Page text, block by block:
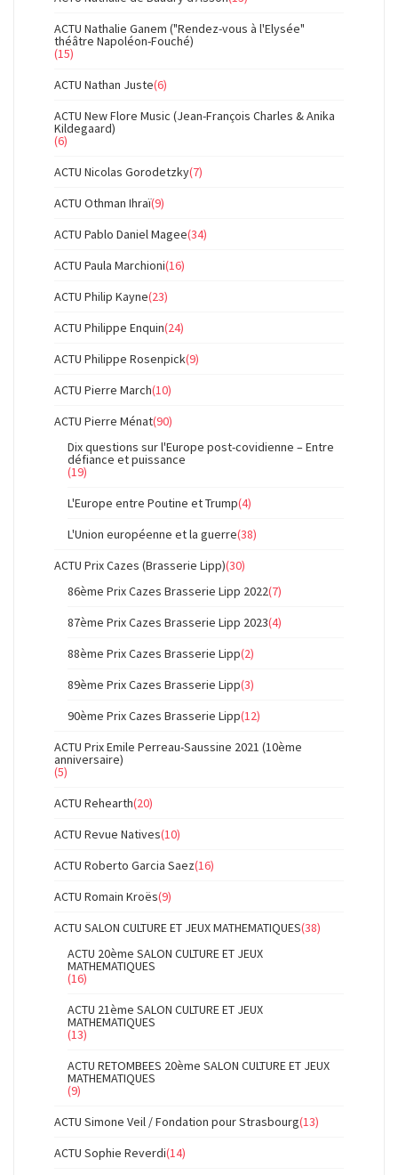
ACTU Nathalie Ganem ("Rendez-vous à l'Elysée"
théâtre Napoléon-Fouché)
(15)
ACTU Nathan Juste(6)
ACTU New Flore Music (Jean-François Charles & Anika
Kildegaard)
(6)
ACTU Nicolas Gorodetzky(7)
ACTU Othman Ihraï(9)
ACTU Pablo Daniel Magee(34)
ACTU Paula Marchioni(16)
ACTU Philip Kayne(23)
ACTU Philippe Enquin(24)
ACTU Philippe Rosenpick(9)
ACTU Pierre March(10)
ACTU Pierre Ménat(90)
Dix questions sur l'Europe post-covidienne – Entre
défiance et puissance
(19)
L'Europe entre Poutine et Trump(4)
L'Union européenne et la guerre(38)
ACTU Prix Cazes (Brasserie Lipp)(30)
86ème Prix Cazes Brasserie Lipp 2022(7)
87ème Prix Cazes Brasserie Lipp 2023(4)
88ème Prix Cazes Brasserie Lipp(2)
89ème Prix Cazes Brasserie Lipp(3)
90ème Prix Cazes Brasserie Lipp(12)
ACTU Prix Emile Perreau-Saussine 2021 (10ème
anniversaire)
(5)
ACTU Rehearth(20)
ACTU Revue Natives(10)
ACTU Roberto Garcia Saez(16)
ACTU Romain Kroës(9)
ACTU SALON CULTURE ET JEUX MATHEMATIQUES(38)
ACTU 20ème SALON CULTURE ET JEUX
MATHEMATIQUES
(16)
ACTU 21ème SALON CULTURE ET JEUX
MATHEMATIQUES
(13)
ACTU RETOMBEES 20ème SALON CULTURE ET JEUX
MATHEMATIQUES
(9)
ACTU Simone Veil / Fondation pour Strasbourg(13)
ACTU Sophie Reverdi(14)